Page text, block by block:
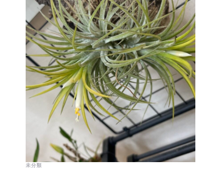
未分類